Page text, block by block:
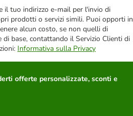
il tuo indirizzo e-mail per l'invio di
prodotti o servizi simili. Puoi opporti in
alcun costo, se non quelli di
base, contattando il Servizio Clienti di
Informativa sulla Privacy
offerte personalizzate, sconti e